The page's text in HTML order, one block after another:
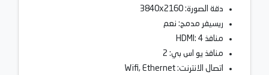
دقة الصورة: 3840x2160
ريسيفر مدمج: نعم
منافذ HDMI: 4
منافذ يو اس بي: 2
اتصال الانترنت: Wifi, Ethernet